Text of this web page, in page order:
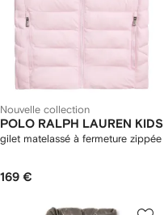
Nouvelle collection
POLO RALPH LAUREN KIDS
gilet matelassé à fermeture zippée
169 €